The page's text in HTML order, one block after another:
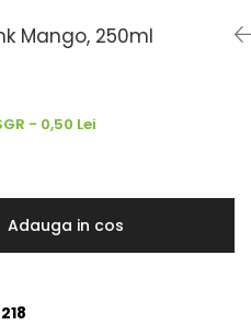
Mango, 250ml
- 0,50 Lei
Adauga in cos